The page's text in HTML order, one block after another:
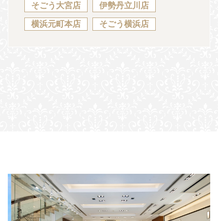
そごう大宮店 伊勢丹立川店
横浜元町本店 そごう横浜店